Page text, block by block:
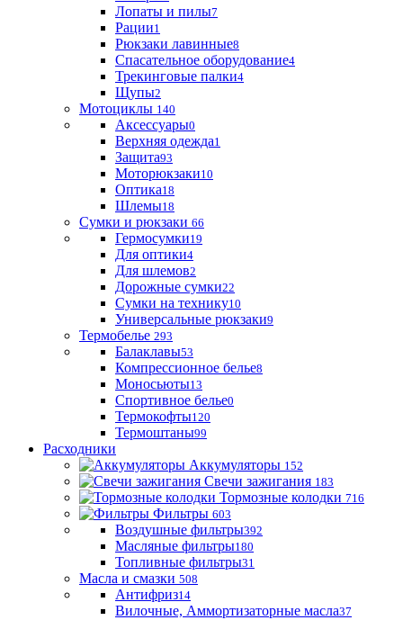
Лопаты и пилы7
Рации1
Рюкзаки лавинные8
Спасательное оборудование4
Трекинговые палки4
Щупы2
Мотоциклы 140
Аксессуары0
Верхняя одежда1
Защита93
Моторюкзаки10
Оптика18
Шлемы18
Сумки и рюкзаки 66
Гермосумки19
Для оптики4
Для шлемов2
Дорожные сумки22
Сумки на технику10
Универсальные рюкзаки9
Термобелье 293
Балаклавы53
Компрессионное белье8
Моносьюты13
Спортивное белье0
Термокофты120
Термоштаны99
Расходники
Аккумуляторы 152
Свечи зажигания 183
Тормозные колодки 716
Фильтры 603
Воздушные фильтры392
Масляные фильтры180
Топливные фильтры31
Масла и смазки 508
Антифриз14
Вилочные, Аммортизаторные масла37